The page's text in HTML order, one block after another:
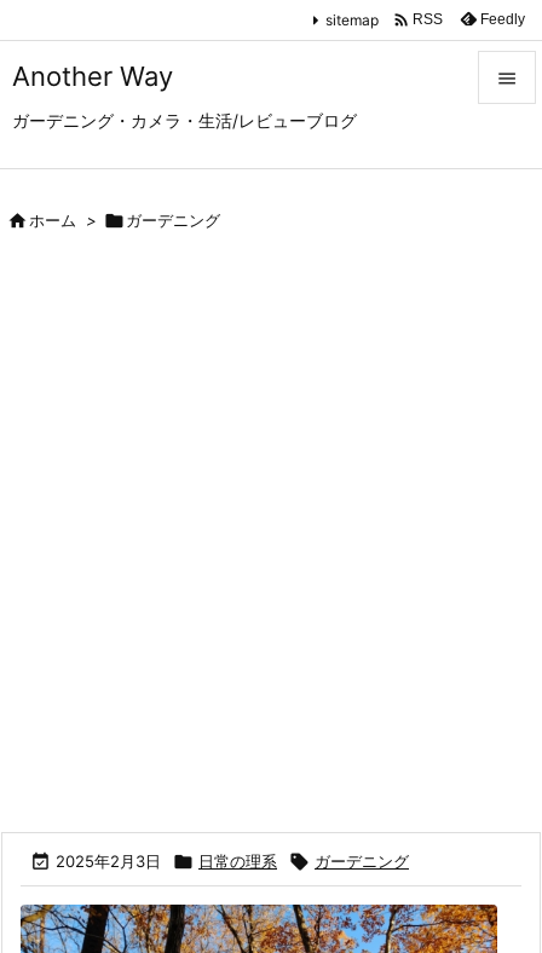
Another Way
ガーデニング・カメラ・生活/レビューブログ

sitemap  RSS Feedly
ホーム > ガーデニング
 2025年2月3日  日常の理系  ガーデニング